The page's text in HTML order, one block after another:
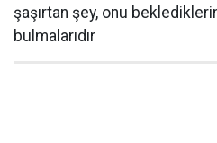
şaşırtan şey, onu
bulmalarıdır